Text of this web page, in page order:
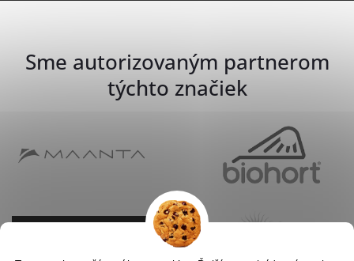
Sme autorizovaným partnerom
týchto značiek